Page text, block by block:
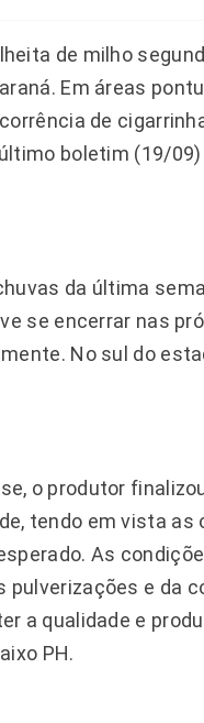
de milho
Em áreas
de
boletim (19/
da última
se encerrar nas
No sul do
o produtor
tendo em vista as
As
e da
a qualidade e
PH.